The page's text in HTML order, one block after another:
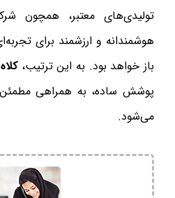
تولیدی‌های معتبر، همچون
هوشمندانه و ارزشمند برای
باز خواهد بود. به این ترتیب،کلاه
پوشش ساده، به همراهی
می‌شود.